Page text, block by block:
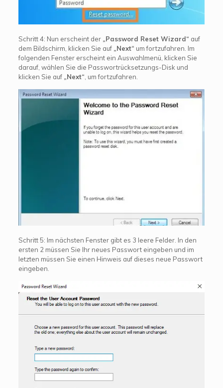
Schritt 4: Nun erscheint der „Password Reset Wizard“ auf
dem Bildschirm, klicken Sie auf „Next“ um fortzufahren. Im
folgenden Fenster erscheint ein Auswahlmenü, klicken Sie
darauf, wählen Sie die Passwortrücksetzungs-Disk und
klicken Sie auf „Next“ , um fortzufahren.
Schritt 5: Im nächsten Fenster gibt es 3 leere Felder. In den
ersten 2 müssen Sie Ihr neues Passwort eingeben und im
letzten müssen Sie einen Hinweis auf dieses neue Passwort
eingeben.